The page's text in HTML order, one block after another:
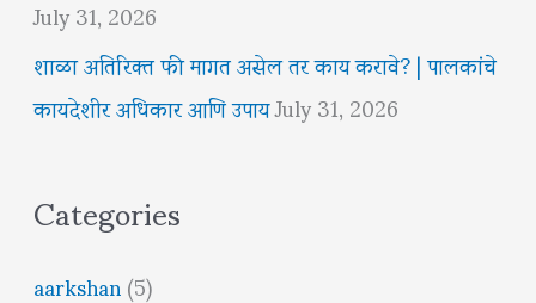
July 31, 2026
शाळा अतिरिक्त फी मागत असेल तर काय करावे? | पालकांचे
कायदेशीर अधिकार आणि उपायJuly 31, 2026
Categories
aarkshan(5)